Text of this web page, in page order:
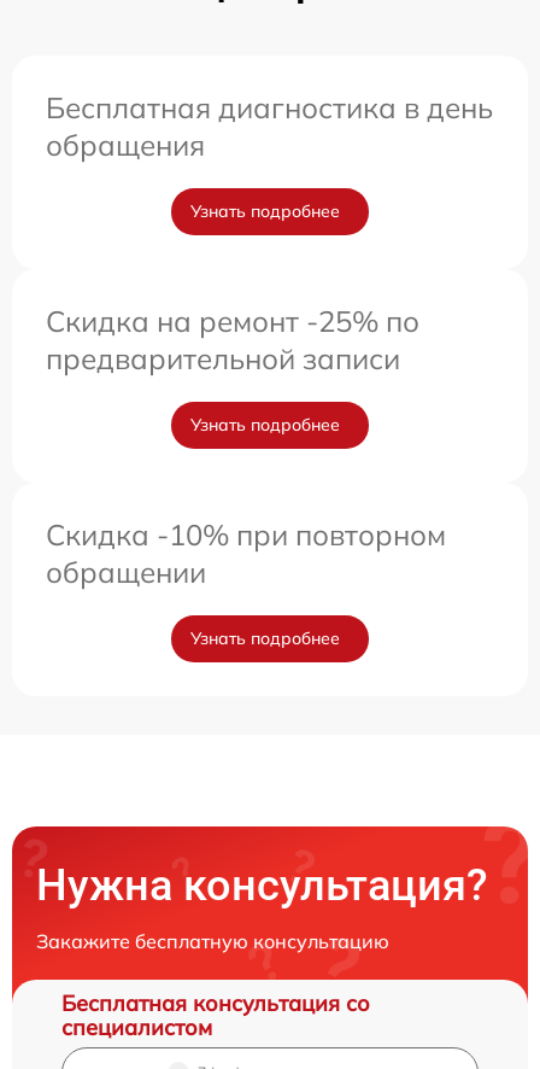
Бесплатная диагностика в день
обращения
Узнать подробнее
Скидка на ремонт -25% по
предварительной записи
Узнать подробнее
Скидка -10% при повторном
обращении
Узнать подробнее
Нужна консультация?
Закажите бесплатную консультацию
Бесплатная консультация со
специалистом